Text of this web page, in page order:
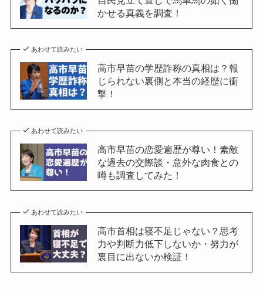
かせる真義を調査！
あわせて読みたい
高市早苗の学歴詐称の真相は？報
じられない裏側と本当の経歴に衝
撃！
あわせて読みたい
高市早苗の恋愛遍歴が尊い！素敵
な過去の交際談・意外な肉食との
噂も調査してみた！
あわせて読みたい
高市首相は寝不足じゃない？思考
力や判断力低下しないか・努力が
裏目に出ないか検証！